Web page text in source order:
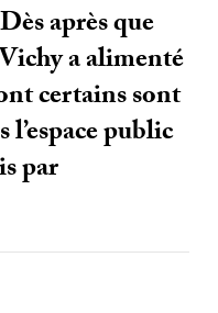
après que
a alimenté
certains sont
public
par